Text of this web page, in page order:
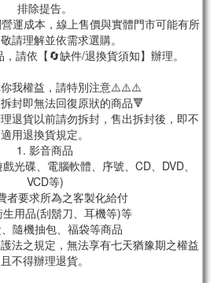
排除提告。
運成本，線上售價與實體門市可能有所
請理解並依需求選購。
請依【🔄缺件/退換貨須知】辦理。
我權益，請特別注意⚠️⚠️⚠️
封即無法回復原狀的商品🔻
退貨以前請勿拆封，售出拆封後，即不
適用退換貨規定。
1. 影音商品
光碟、電腦軟體、序號、CD、DVD、
VCD等)
者要求所為之客製化給付
用品(刮鬍刀、耳機等)等
隨機抽包、福袋等商品
法之規定，無法享有七天猶豫期之權益
且不得辦理退貨。